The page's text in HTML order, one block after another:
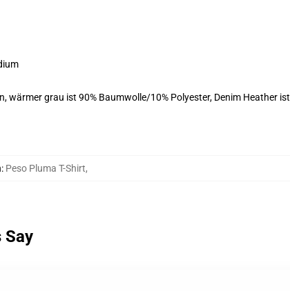
grau ist 90% Baumwolle/10% Polyester, Denim Heather ist
: Peso Pluma T-Shirt,
Say